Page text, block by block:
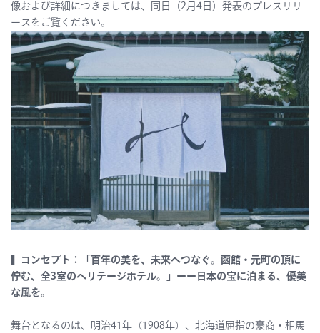
像および詳細につきましては、同日（2月4日）発表のプレスリリ
ースをご覧ください。
▍コンセプト：「百年の美を、未来へつなぐ。函館・元町の頂に
佇む、全3室のヘリテージホテル。」ーー日本の宝に泊まる、優美
な風を。
舞台となるのは、明治41年（1908年）、北海道屈指の豪商・相馬